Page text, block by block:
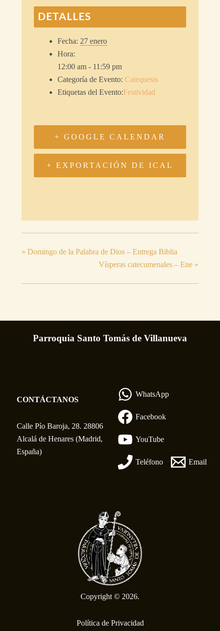
DETALLES
Fecha: 27 enero
Hora:
12:00 am - 11:59 pm
Categoría de Evento: Catequesis
Etiquetas del Evento:Festividad
+ GOOGLE CALENDAR
+ EXPORTACIÓN DE ICAL
« Domingo de la Palabra de Dios – Entrega Biblia
Vísperas catecumenales – Ene »
Parroquia Santo Tomás de Villanueva
CONTÁCTANOS
Calle Pío Baroja, 28. 28806
Alcalá de Henares (Madrid,
España)
WhatsApp
Facebook
YouTube
Teléfono Email
Copyright © 2026.
Política de Privacidad